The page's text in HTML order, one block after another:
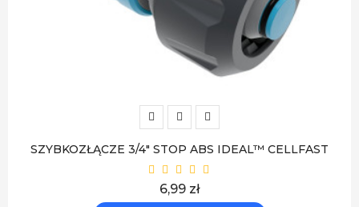
SZYBKOZŁĄCZE 3/4" STOP ABS IDEAL™ CELLFAST
Cena
6,99 zł